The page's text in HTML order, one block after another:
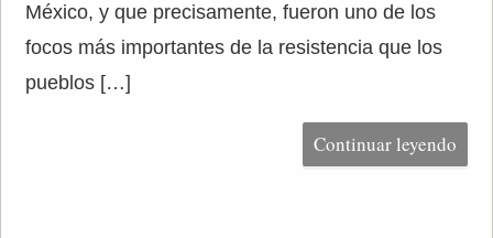
México, y que precisamente, fueron uno de los
focos más importantes de la resistencia que los
pueblos […]
Continuar leyendo